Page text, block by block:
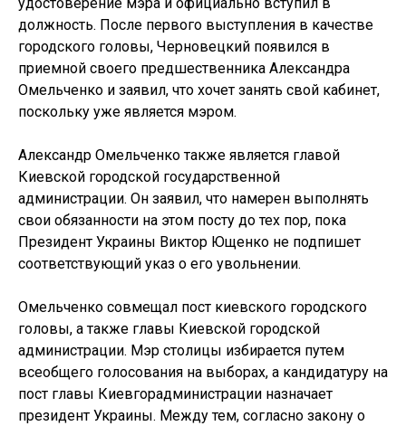
должность. После первого выступления в качестве
городского головы, Черновецкий появился в
приемной своего предшественника Александра
Омельченко и заявил, что хочет занять свой кабинет,
поскольку уже является мэром.
Александр Омельченко также является главой
Киевской городской государственной
администрации. Он заявил, что намерен выполнять
свои обязанности на этом посту до тех пор, пока
Президент Украины Виктор Ющенко не подпишет
соответствующий указ о его увольнении.
Омельченко совмещал пост киевского городского
головы, а также главы Киевской городской
администрации. Мэр столицы избирается путем
всеобщего голосования на выборах, а кандидатуру на
пост главы Киевгорадминистрации назначает
президент Украины. Между тем, согласно закону о